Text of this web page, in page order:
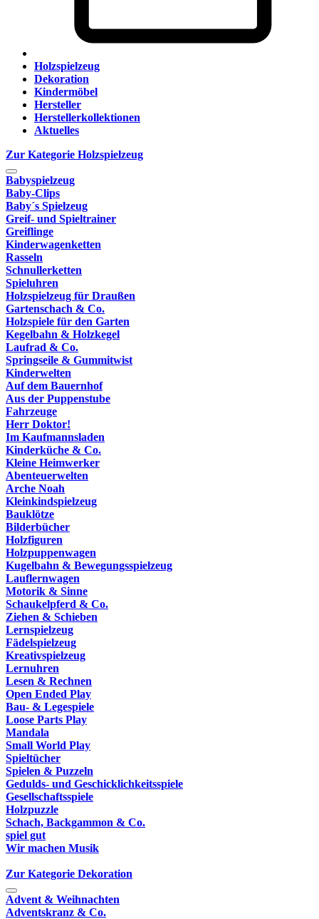
Holzspielzeug
Dekoration
Kindermöbel
Hersteller
Herstellerkollektionen
Aktuelles
Zur Kategorie Holzspielzeug
Babyspielzeug
Baby-Clips
Baby´s Spielzeug
Greif- und Spieltrainer
Greiflinge
Kinderwagenketten
Rasseln
Schnullerketten
Spieluhren
Holzspielzeug für Draußen
Gartenschach & Co.
Holzspiele für den Garten
Kegelbahn & Holzkegel
Laufrad & Co.
Springseile & Gummitwist
Kinderwelten
Auf dem Bauernhof
Aus der Puppenstube
Fahrzeuge
Herr Doktor!
Im Kaufmannsladen
Kinderküche & Co.
Kleine Heimwerker
Abenteuerwelten
Arche Noah
Kleinkindspielzeug
Bauklötze
Bilderbücher
Holzfiguren
Holzpuppenwagen
Kugelbahn & Bewegungsspielzeug
Lauflernwagen
Motorik & Sinne
Schaukelpferd & Co.
Ziehen & Schieben
Lernspielzeug
Fädelspielzeug
Kreativspielzeug
Lernuhren
Lesen & Rechnen
Open Ended Play
Bau- & Legespiele
Loose Parts Play
Mandala
Small World Play
Spieltücher
Spielen & Puzzeln
Gedulds- und Geschicklichkeitsspiele
Gesellschaftsspiele
Holzpuzzle
Schach, Backgammon & Co.
spiel gut
Wir machen Musik
Zur Kategorie Dekoration
Advent & Weihnachten
Adventskranz & Co.